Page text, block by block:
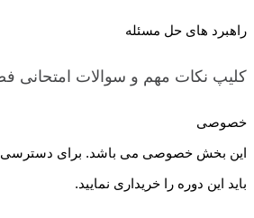
راهبرد های حل مسئله
کلیپ نکات مهم و سوالات امتحانی
خصوصی
این بخش خصوصی می باشد. برای دسترسی
باید این دوره را خریداری نمایید.